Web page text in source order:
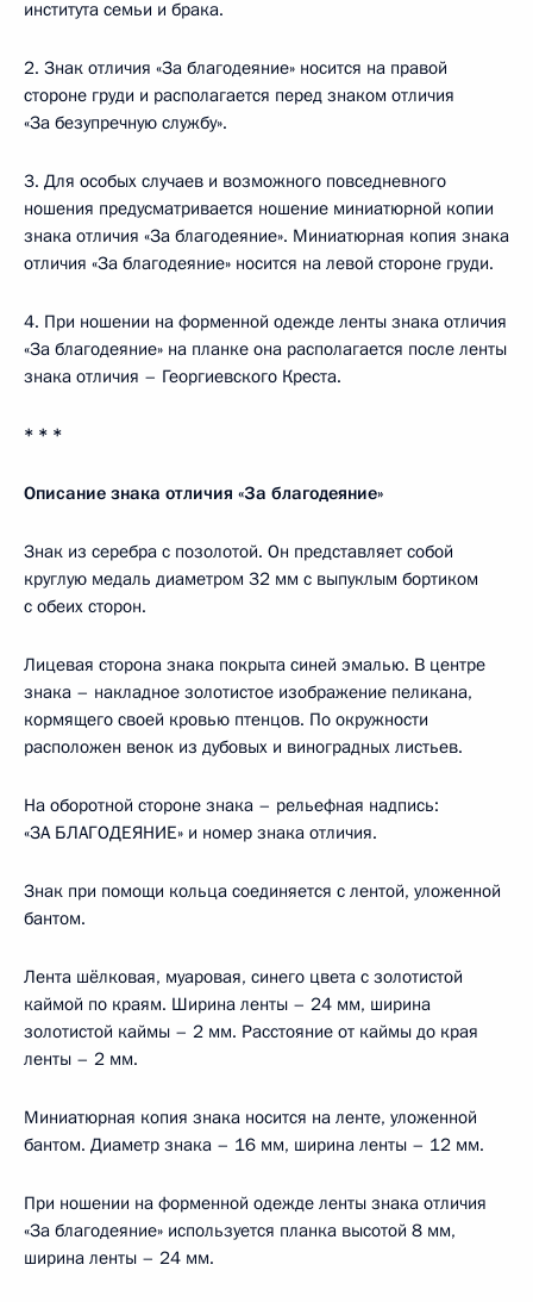
института семьи и брака.
2. Знак отличия «За благодеяние» носится на правой
стороне груди и располагается перед знаком отличия
«За безупречную службу».
3. Для особых случаев и возможного повседневного
ношения предусматривается ношение миниатюрной копии
знака отличия «За благодеяние». Миниатюрная копия знака
отличия «За благодеяние» носится на левой стороне груди.
4. При ношении на форменной одежде ленты знака отличия
«За благодеяние» на планке она располагается после ленты
знака отличия – Георгиевского Креста.
* * *
Описание знака отличия «За благодеяние»
Знак из серебра с позолотой. Он представляет собой
круглую медаль диаметром 32 мм с выпуклым бортиком
с обеих сторон.
Лицевая сторона знака покрыта синей эмалью. В центре
знака – накладное золотистое изображение пеликана,
кормящего своей кровью птенцов. По окружности
расположен венок из дубовых и виноградных листьев.
На оборотной стороне знака – рельефная надпись:
«ЗА БЛАГОДЕЯНИЕ» и номер знака отличия.
Знак при помощи кольца соединяется с лентой, уложенной
бантом.
Лента шёлковая, муаровая, синего цвета с золотистой
каймой по краям. Ширина ленты – 24 мм, ширина
золотистой каймы – 2 мм. Расстояние от каймы до края
ленты – 2 мм.
Миниатюрная копия знака носится на ленте, уложенной
бантом. Диаметр знака – 16 мм, ширина ленты – 12 мм.
При ношении на форменной одежде ленты знака отличия
«За благодеяние» используется планка высотой 8 мм,
ширина ленты – 24 мм.